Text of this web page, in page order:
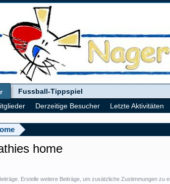
home
Erstelle weitere Beiträge, um zusätzliche Zustimmungen zu
Derzeitige Besucher Letzte Aktivitäten
Fussball-Tippspiel